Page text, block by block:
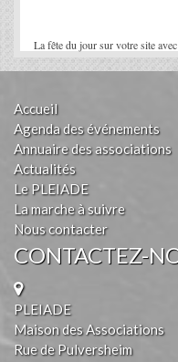
La fête du jour sur votre site avec
Accueil
Agenda des événements
Annuaire des associations
Actualités
Le PLEIADE
La marche à suivre
Nous contacter
CONTACTEZ-
PLEIADE
Maison des Associations
Rue de Pulversheim